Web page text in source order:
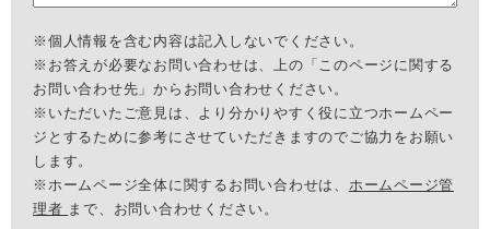
※個人情報を含む内容は記入しないでください。
※お答えが必要なお問い合わせは、上の「このページに関する
お問い合わせ先」からお問い合わせください。
※いただいたご意見は、より分かりやすく役に立つホームペー
ジとするために参考にさせていただきますのでご協力をお願い
します。
※ホームページ全体に関するお問い合わせは、 ホームページ管
理者 まで、お問い合わせください。